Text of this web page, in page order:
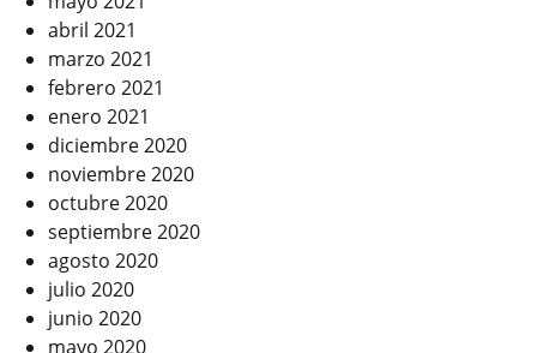
abril 2021
marzo 2021
febrero 2021
enero 2021
diciembre 2020
noviembre 2020
octubre 2020
septiembre 2020
agosto 2020
julio 2020
junio 2020
mayo 2020